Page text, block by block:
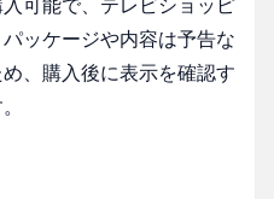
可能で、テレビショッピ
ッケージや内容は予告な
、購入後に表示を確認す